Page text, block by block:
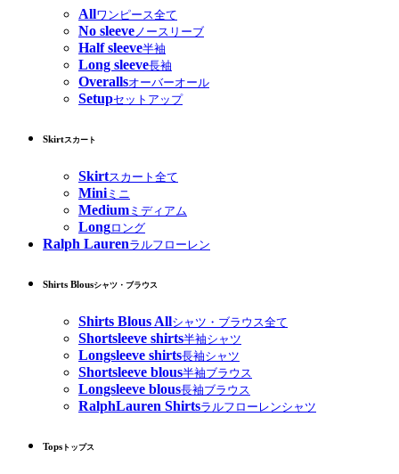
Allワンピース全て
No sleeveノースリーブ
Half sleeve半袖
Long sleeve長袖
Overallsオーバーオール
Setupセットアップ
Skirtスカート
Skirtスカート全て
Miniミニ
Medium ミディアム
Longロング
Ralph Laurenラルフローレン
Shirts Blousシャツ・ブラウス
Shirts Blous Allシャツ・ブラウス全て
Shortsleeve shirts半袖シャツ
Longsleeve shirts長袖シャツ
Shortsleeve blous半袖ブラウス
Longsleeve blous長袖ブラウス
RalphLauren Shirtsラルフローレンシャツ
Tops トップス